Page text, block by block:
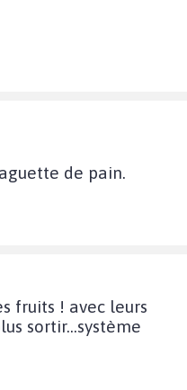
de pain.
fruits ! avec leurs
sortir...système